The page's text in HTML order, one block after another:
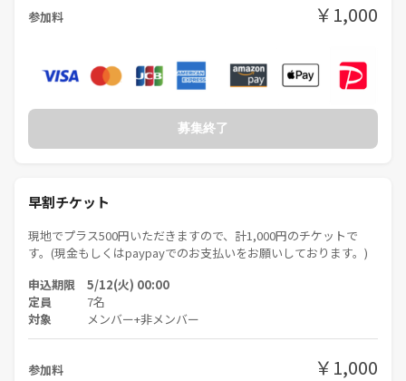
参加料 ￥1,000
募集終了
早割チケット
現地でプラス500円いただきますので、計1,000円のチケットで
す。(現金もしくはpaypayでのお支払いをお願いしております。)
申込期限 5/12(火) 00:00
定員 7名
対象 メンバー+非メンバー
参加料 ￥1,000